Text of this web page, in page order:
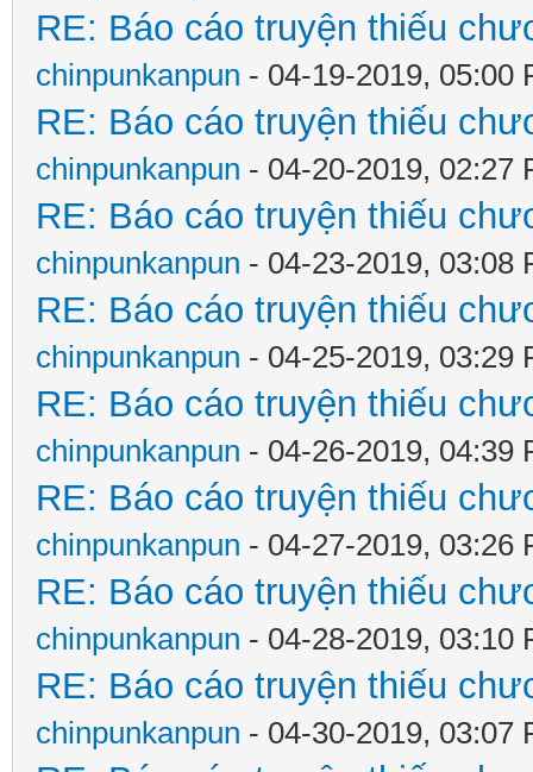
RE: Báo cáo truyện thiếu
chinpunkanpun - 04-19-2019, 05:00
RE: Báo cáo truyện thiếu
chinpunkanpun - 04-20-2019, 02:27
RE: Báo cáo truyện thiếu
chinpunkanpun - 04-23-2019, 03:08
RE: Báo cáo truyện thiếu
chinpunkanpun - 04-25-2019, 03:29
RE: Báo cáo truyện thiếu
chinpunkanpun - 04-26-2019, 04:39
RE: Báo cáo truyện thiếu
chinpunkanpun - 04-27-2019, 03:26
RE: Báo cáo truyện thiếu
chinpunkanpun - 04-28-2019, 03:10
RE: Báo cáo truyện thiếu
chinpunkanpun - 04-30-2019, 03:07